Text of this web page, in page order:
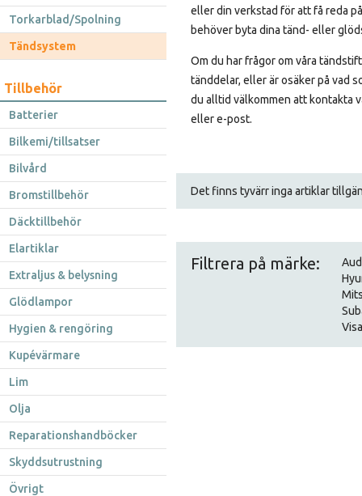
Torkarblad/Spolning
Tändsystem
Tillbehör
Batterier
Bilkemi/tillsatser
Bilvård
Bromstillbehör
Däcktillbehör
Elartiklar
Extraljus & belysning
Glödlampor
Hygien & rengöring
Kupévärmare
Lim
Olja
Reparationshandböcker
Skyddsutrustning
Övrigt
eller din verkstad för att få reda
behöver byta dina tänd- eller
Om du har frågor om våra
tänddelar, eller är osäker på vad
du alltid välkommen att kontakta
eller e-post.
Det finns tyvärr inga artiklar
Filtrera på märke: